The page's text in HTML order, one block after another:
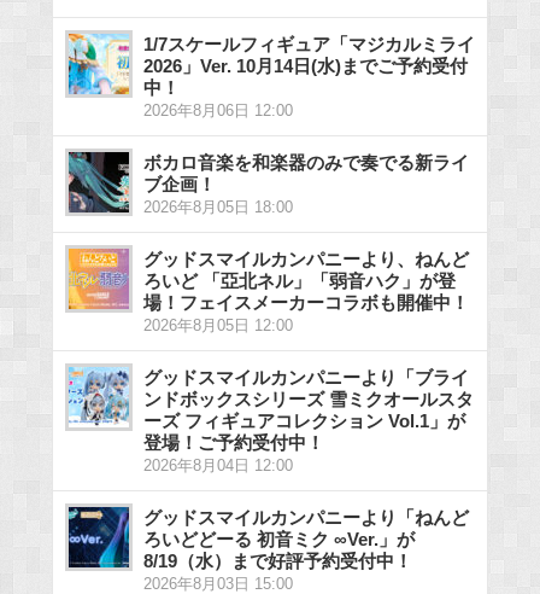
1/7スケールフィギュア「マジカルミライ
2026」Ver. 10月14日(水)までご予約受付
中！
2026年8月06日 12:00
ボカロ音楽を和楽器のみで奏でる新ライ
ブ企画！
2026年8月05日 18:00
グッドスマイルカンパニーより、ねんど
ろいど 「亞北ネル」「弱音ハク」が登
場！フェイスメーカーコラボも開催中！
2026年8月05日 12:00
グッドスマイルカンパニーより「ブライ
ンドボックスシリーズ 雪ミクオールスタ
ーズ フィギュアコレクション Vol.1」が
登場！ご予約受付中！
2026年8月04日 12:00
グッドスマイルカンパニーより「ねんど
ろいどどーる 初音ミク ∞Ver.」が
8/19（水）まで好評予約受付中！
2026年8月03日 15:00